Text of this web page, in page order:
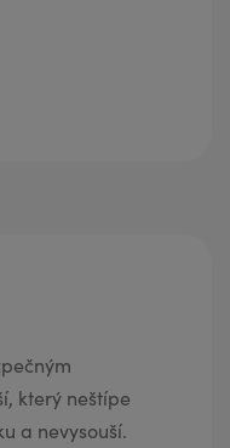
který neštípe
a nevysouší.